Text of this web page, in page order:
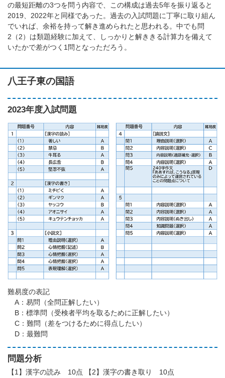
の最短距離の3つを問う内容で、この構成は過去5年を振り返ると
2019、2022年と同様であった。過去の入試問題に丁寧に取り組ん
でいれば、余裕を持って解き進められたと思われる。中でも問
2（2）は類題経験に加えて、しっかりと解ききる計算力を備えて
いたかで差がつく1問となっただろう。
八王子東の国語
2023年度入試問題
難易度の表記
A：易問（全問正解したい）
B：標準問（受検者平均を取るために正解したい）
C：難問（差をつけるために得点したい）
D：最難問
問題分析
【1】漢字の読み 10点 【2】漢字の書き取り 10点